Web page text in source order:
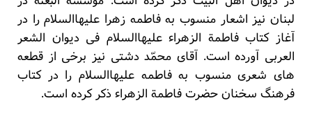
لبنان نیز اشعار منسوب به فاطمه زهرا علیهاالسلام را در
آغاز کتاب فاطمة الزهراء علیهاالسلام فی دیوان الشعر
العربی آورده است. آقای محمّد دشتی نیز برخی از قطعه
های شعری منسوب به فاطمه علیهاالسلام را در کتاب
فرهنگ سخنان حضرت فاطمة الزهراء ذکر کرده است.